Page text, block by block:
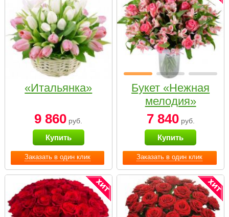
Заказать в один клик
«Итальянка»
9 860 руб.
Купить
Заказать в один клик
Букет «Нежная
мелодия»
7 840руб.
Купить